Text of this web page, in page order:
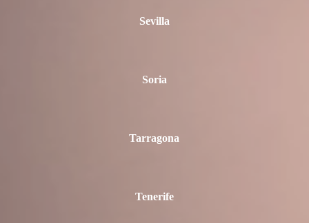
Sevilla
Soria
Tarragona
Tenerife